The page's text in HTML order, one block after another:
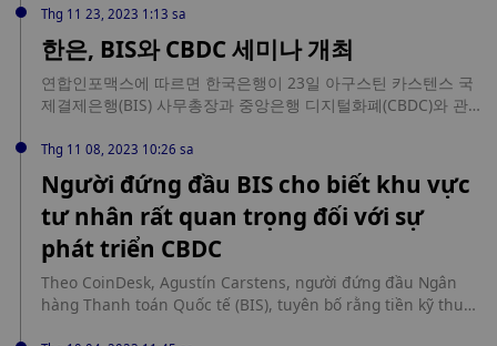
Capital. Số tiền này sẽ được sử dụng để hỗ trợ sự phát triển
liên tục của giao thức xã hội và các tính năng sắp tới của
nó.
Thg 11 23, 2023 1:13 sa
한은, BIS와 CBDC 세미나 개최
연합인포맥스에 따르면 한국은행이 23일 아구스틴 카스텐스 국
제결제은행(BIS) 사무총장과 중앙은행 디지털화폐(CBDC)와 관
CBDC 사업을 선제적으로 추진하고 있는 한은을 지지하기 위한
것으로 평가된다. 카스텐스 사무총장은 기조연설을 통해 CBDC,
예금 토큰 등으로 구성된 미래 통화 시스템이 지향해야 하는 비
전과 이를 달성하는 데 필요한 과제들을 제시했다. 한은과 금융
위, 금감원이 공동 추진하고 있는 'CBDC 활용성 테스트'에 대한
평가도 했다. 그는 미래 통화 시스템의 비전에 다가가기 위한 의
미 있는 프로젝트이며 기술 측면뿐 아니라 중앙은행과 금융당국,
민간 부문 간 협력을 통해 추진되는 점이 의미 있다고 진단했다.
Thg 11 08, 2023 10:26 sa
Người đứng đầu BIS cho biết khu vực
tư nhân rất quan trọng đối với sự
phát triển CBDC
Theo CoinDesk, Agustín Carstens, người đứng đầu Ngân
hàng Thanh toán Quốc tế (BIS), tuyên bố rằng tiền kỹ thuật